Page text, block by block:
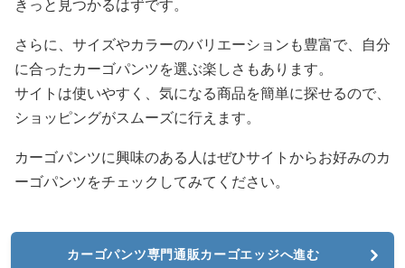
きっと見つかるはずです。
さらに、サイズやカラーのバリエーションも豊富で、自分
に合ったカーゴパンツを選ぶ楽しさもあります。
サイトは使いやすく、気になる商品を簡単に探せるので、
ショッピングがスムーズに行えます。
カーゴパンツに興味のある人はぜひサイトからお好みのカ
ーゴパンツをチェックしてみてください。
カーゴパンツ専門通販カーゴエッジへ進む